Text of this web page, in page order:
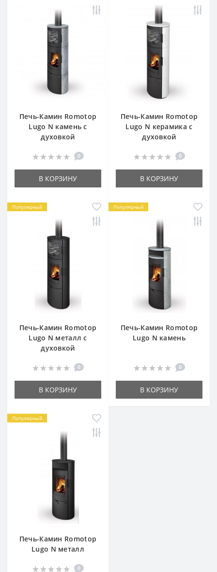
Печь-Камин Romotop
Lugo N камень с
духовкой
0
В КОРЗИНУ
Печь-Камин Romotop
Lugo N керамика с
духовкой
0
В КОРЗИНУ
Популярный
Печь-Камин Romotop
Lugo N металл с
духовкой
0
В КОРЗИНУ
Популярный
Печь-Камин Romotop
Lugo N камень
0
В КОРЗИНУ
Популярный
Печь-Камин Romotop
Lugo N металл
0